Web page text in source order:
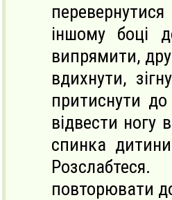
іншому боці
випрямити,
вдихнути,
притиснути
відвести ногу
спинка
повторювати